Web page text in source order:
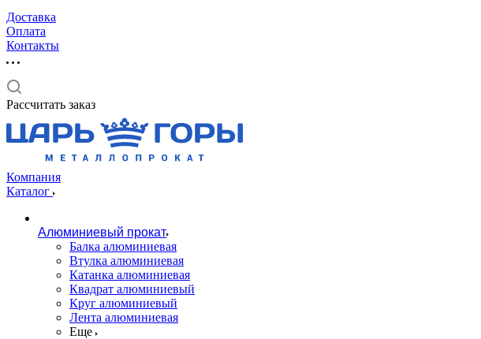
Доставка
Оплата
Контакты
Рассчитать заказ
Компания
Каталог
Алюминиевый прокат
Балка алюминиевая
Втулка алюминиевая
Катанка алюминиевая
Квадрат алюминиевый
Круг алюминиевый
Лента алюминиевая
Еще